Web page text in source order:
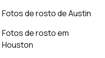
Fotos de rosto de Austin
Fotos de rosto em
Houston